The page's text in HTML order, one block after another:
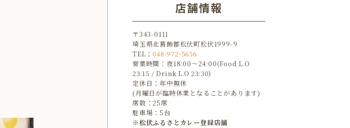
店舗情報
〒343-0111
埼玉県北葛飾郡松伏町松伏1999-9
TEL：048-972-5656
営業時間：夜18:00～24:00(Food L.O
23:15 / Drink L.O 23:30)
定休日：年中無休
(月曜日が臨時休業となることがあります)
席数：25席
駐車場：5台
※松伏ふるさとカレー登録店舗